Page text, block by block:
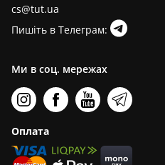
cs@tut.ua
Пишіть в Телеграм:
Ми в соц. мережах
Оплата